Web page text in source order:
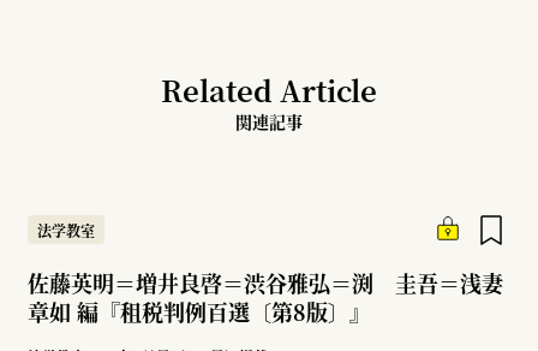
Related Article
関連記事
法学教室
佐藤英明＝増井良啓＝渋谷雅弘＝渕 圭吾＝浅妻
章如 編『租税判例百選〔第8版〕』